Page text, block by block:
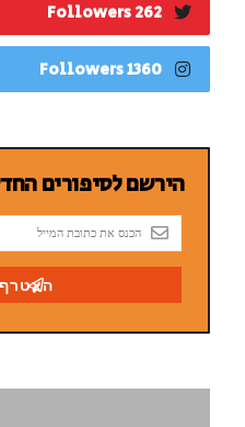
262 Followers
1360 Followers